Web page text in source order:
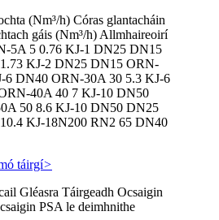
(Nm³/h) Córas glantacháin
gáis (Nm³/h) Allmhaireoirí
5A 5 0.76 KJ-1 DN25 DN15
KJ-2 DN25 DN15 ORN-
6 DN40 ORN-30A 30 5.3 KJ-6
40A 40 7 KJ-10 DN50
50 8.6 KJ-10 DN50 DN25
KJ-18N200 RN2 65 DN40
táirgí>